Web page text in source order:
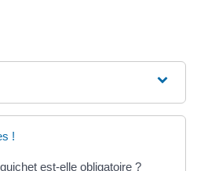
!
est-elle obligatoire ?